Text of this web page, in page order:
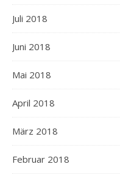
Juli 2018
Juni 2018
Mai 2018
April 2018
März 2018
Februar 2018